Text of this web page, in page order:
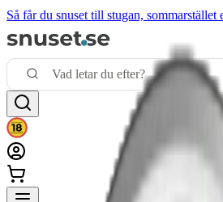
Så får du snuset till stugan, sommarstället